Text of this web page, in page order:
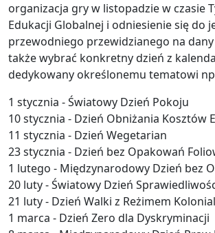
organizacja gry w listopadzie w czasie
Edukacji Globalnej i odniesienie się do
przewodniego przewidzianego na
także wybrać konkretny dzień z
dedykowany określonemu tematowi
1 stycznia - Światowy Dzień Pokoju
10 stycznia - Dzień Obniżania Kosztów
11 stycznia - Dzień Wegetarian
23 stycznia - Dzień bez Opakowań
1 lutego - Międzynarodowy Dzień bez
20 luty - Światowy Dzień
21 luty - Dzień Walki z Reżimem
1 marca - Dzień Zero dla Dyskryminacji